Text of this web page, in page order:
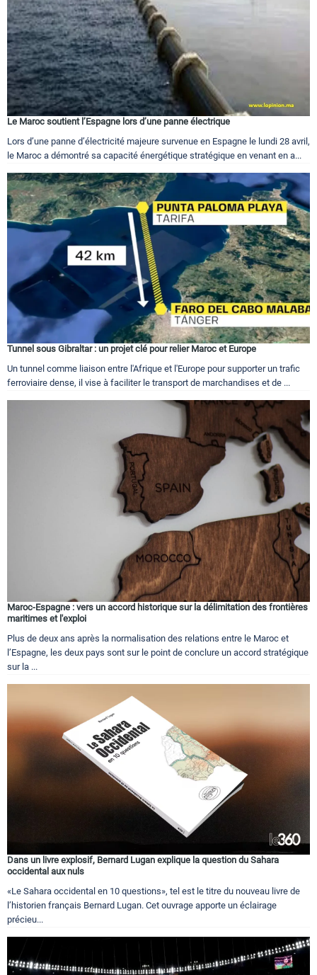
Le Maroc soutient l’Espagne lors d’une panne électrique
Lors d’une panne d’électricité majeure survenue en Espagne le lundi 28 avril,
le Maroc a démontré sa capacité énergétique stratégique en venant en a...
Tunnel sous Gibraltar : un projet clé pour relier Maroc et Europe
Un tunnel comme liaison entre l'Afrique et l'Europe pour supporter un trafic
ferroviaire dense, il vise à faciliter le transport de marchandises et de ...
Maroc-Espagne : vers un accord historique sur la délimitation des frontières
maritimes et l'exploi
Plus de deux ans après la normalisation des relations entre le Maroc et
l’Espagne, les deux pays sont sur le point de conclure un accord stratégique
sur la ...
Dans un livre explosif, Bernard Lugan explique la question du Sahara
occidental aux nuls
«Le Sahara occidental en 10 questions», tel est le titre du nouveau livre de
l’historien français Bernard Lugan. Cet ouvrage apporte un éclairage
précieu...